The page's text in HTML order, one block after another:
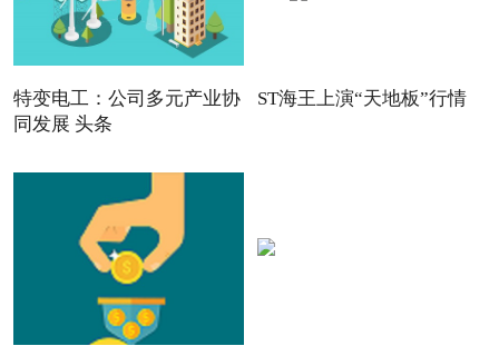
特变电工：公司多元产业协
同发展 头条
ST海王上演“天地板”行情